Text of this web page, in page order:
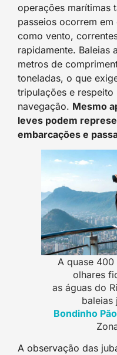
operações marítimas
passeios ocorrem
como vento,
rapidamente. Baleias
metros de
toneladas, o que
tripulações e
navegação. Mesmo
leves podem
embarcações e
A quase
olhares
as águas do
baleias
Bondinho
A observação das